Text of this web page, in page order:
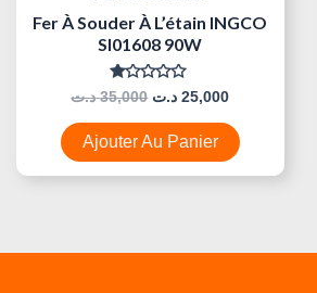
Fer À Souder À L’étain INGCO
SI01608 90W
Note
0
Sur
5
35,000 د.ت 25,000 د.ت
Ajouter Au Panier